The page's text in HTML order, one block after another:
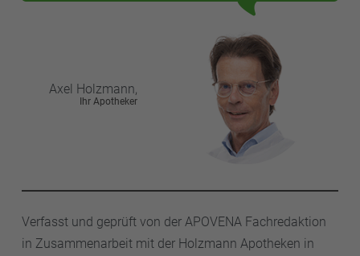
Axel Holzmann,
Ihr Apotheker
Verfasst und geprüft von der APOVENA Fachredaktion
in Zusammenarbeit mit der Holzmann Apotheken in